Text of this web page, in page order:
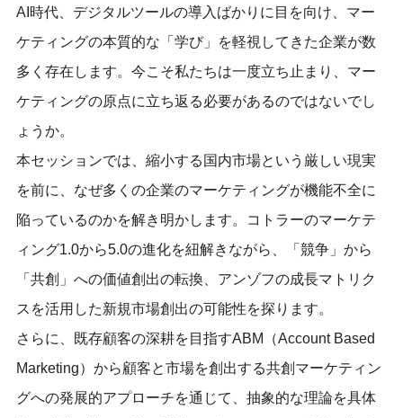
AI時代、デジタルツールの導入ばかりに目を向け、マー
ケティングの本質的な「学び」を軽視してきた企業が数
多く存在します。今こそ私たちは一度立ち止まり、マー
ケティングの原点に立ち返る必要があるのではないでし
ょうか。
本セッションでは、縮小する国内市場という厳しい現実
を前に、なぜ多くの企業のマーケティングが機能不全に
陥っているのかを解き明かします。コトラーのマーケテ
ィング1.0から5.0の進化を紐解きながら、「競争」から
「共創」への価値創出の転換、アンゾフの成長マトリク
スを活用した新規市場創出の可能性を探ります。
さらに、既存顧客の深耕を目指すABM（Account Based
Marketing）から顧客と市場を創出する共創マーケティン
グへの発展的アプローチを通じて、抽象的な理論を具体